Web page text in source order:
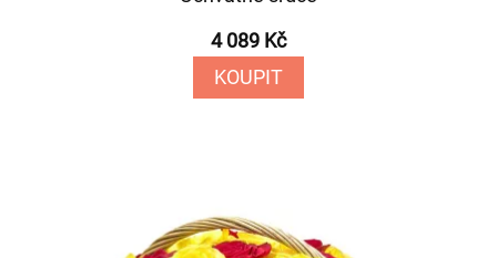
4 089 Kč
KOUPIT